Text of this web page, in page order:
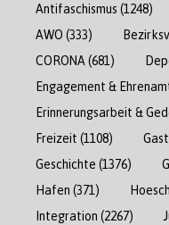
Antifaschismus (1248)
AWO (333)
CORONA (681)
Engagement &
Erinnerungsarbeit &
Freizeit (1108)
Geschichte (1376)
Hafen (371)
Integration (2267)